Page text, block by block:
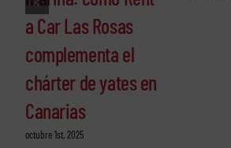
a Car Las Rosas
complementa el
chárter de yates en
Canarias
octubre 1st, 2025